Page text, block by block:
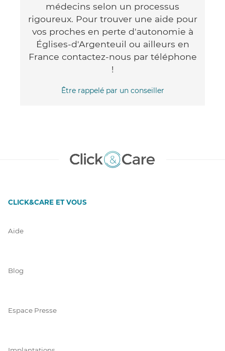
médecins selon un processus
rigoureux. Pour trouver une aide pour
vos proches en perte d'autonomie à
Églises-d'Argenteuil ou ailleurs en
France contactez-nous par téléphone
!
Être rappelé par un conseiller
CLICK&CARE ET VOUS
Aide
Blog
Espace Presse